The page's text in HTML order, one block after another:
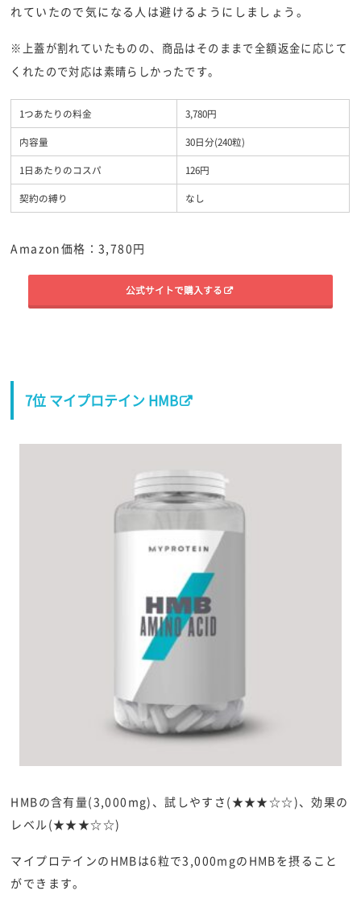
れていたので気になる人は避けるようにしましょう。
※上蓋が割れていたものの、商品はそのままで全額返金に応じて
くれたので対応は素晴らしかったです。
1つあたりの料金
3,780円
内容量
30日分(240粒)
1日あたりのコスパ
126円
契約の縛り
なし
Amazon価格：3,780円
公式サイトで購入する
7位 マイプロテイン HMB
HMBの含有量(3,000mg)、試しやすさ(★★★☆☆)、効果の
レベル(★★★☆☆)
マイプロテインのHMBは6粒で3,000mgのHMBを摂ること
ができます。